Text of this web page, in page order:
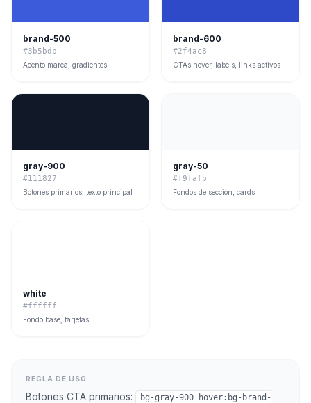
brand-500
#3b5bdb
Acento marca, gradientes
brand-600
#2f4ac8
CTAs hover, labels, links activos
gray-900
#111827
Botones primarios, texto principal
gray-50
#f9fafb
Fondos de sección, cards
white
#ffffff
Fondo base, tarjetas
REGLA DE USO
Botones CTA primarios:
bg-gray-900 hover:bg-brand-